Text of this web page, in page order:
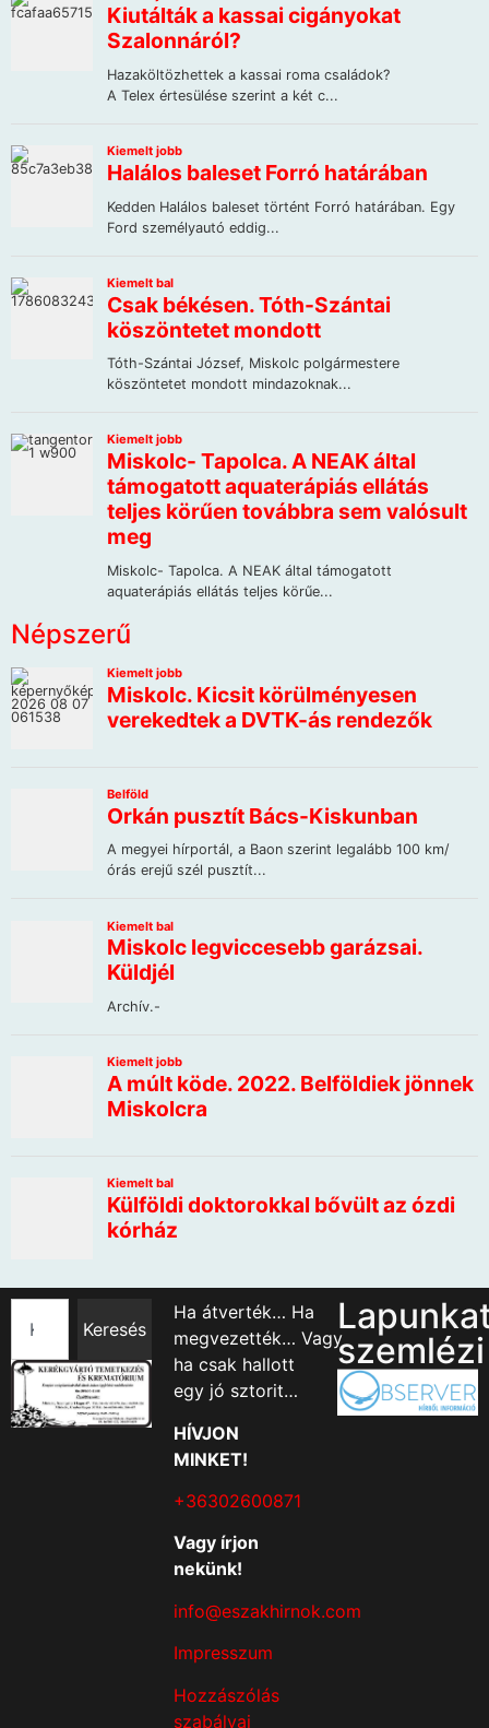
Népszerű
Keresés
Ha átverték… Ha
megvezették… Vagy
ha csak hallott
egy jó sztorit…
HÍVJON
MINKET!
+36302600871
Vagy írjon
nekünk!
info@eszakhirnok.com
Impresszum
Hozzászólás
szabályai
szemlézi